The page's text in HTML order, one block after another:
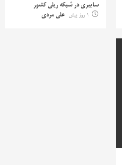
سایبری در شبکه ریلی کشور
1 روز پیش
علی مردی